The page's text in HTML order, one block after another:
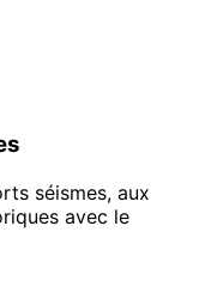
séismes, aux
avec le